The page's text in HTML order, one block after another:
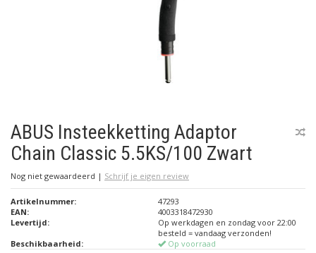
ABUS Insteekketting Adaptor
Chain Classic 5.5KS/100 Zwart
Nog niet gewaardeerd | Schrijf je eigen review
Artikelnummer:
47293
EAN:
4003318472930
Levertijd:
Op werkdagen en zondag voor 22:00
besteld = vandaag verzonden!
Beschikbaarheid:
Op voorraad